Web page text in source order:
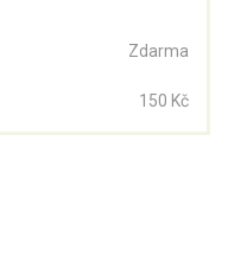
Zdarma
150 Kč